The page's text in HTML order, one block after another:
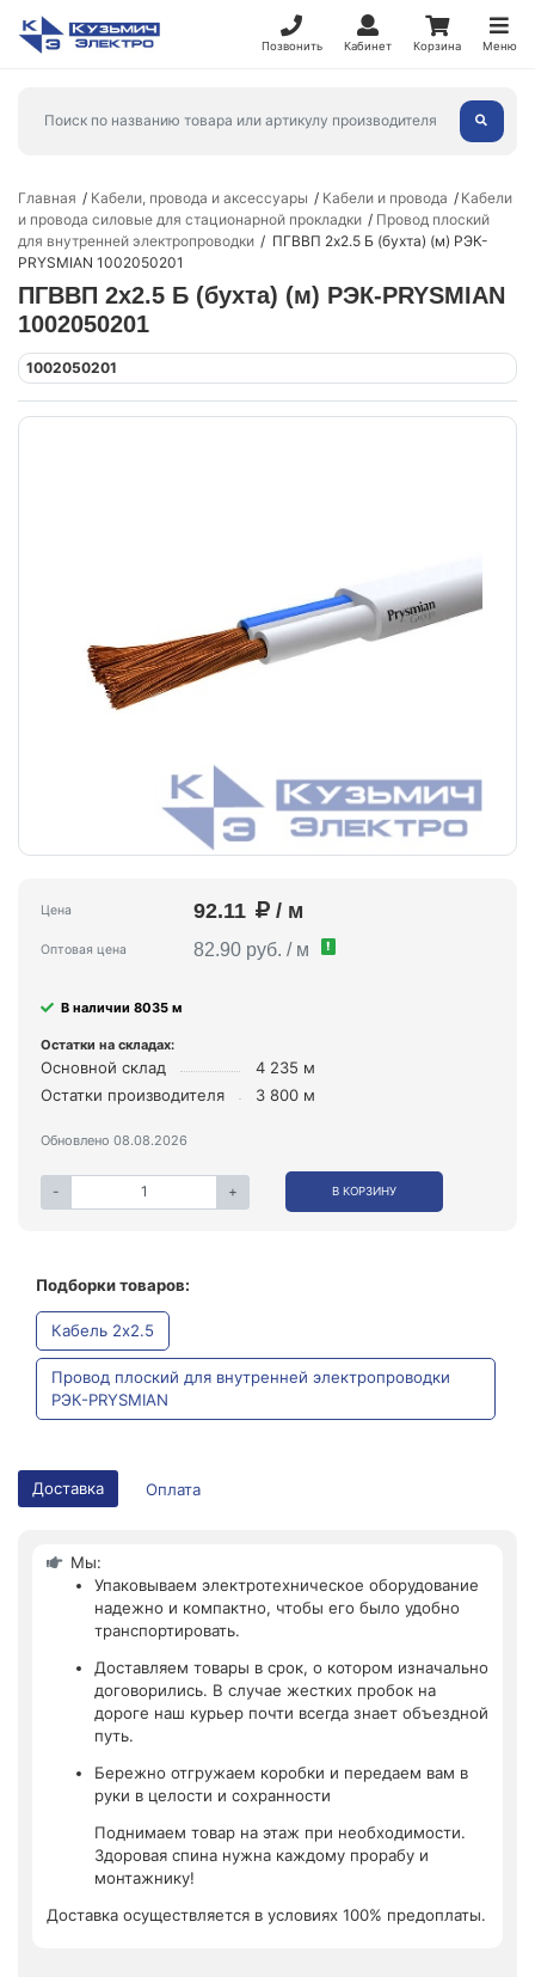
Позвонить Кабинет Корзина Меню
Главная Кабели, провода и аксессуары Кабели и провода
Кабели
и провода силовые для стационарной прокладки
Провод плоский
для внутренней электропроводки
ПГВВП 2х2.5 Б (бухта) (м) РЭК-
PRYSMIAN 1002050201
ПГВВП 2х2.5 Б (бухта) (м) РЭК-PRYSMIAN
1002050201
1002050201
Цена 92.11 / м
Оптовая цена 82.90 руб. / м !
В наличии 8035 м
Остатки на складах:
Основной склад
4 235 м
Остатки производителя
3 800 м
Обновлено 08.08.2026
- + В КОРЗИНУ
Подборки товаров:
Кабель 2x2.5
Провод плоский для внутренней электропроводки
РЭК-PRYSMIAN
Доставка Оплата
Мы:
Упаковываем электротехническое оборудование
надежно и компактно, чтобы его было удобно
транспортировать.
Доставляем товары в срок, о котором изначально
договорились. В случае жестких пробок на
дороге наш курьер почти всегда знает объездной
путь.
Бережно отгружаем коробки и передаем вам в
руки в целости и сохранности
Поднимаем товар на этаж при необходимости.
Здоровая спина нужна каждому прорабу и
монтажнику!
Доставка осуществляется в условиях 100% предоплаты.